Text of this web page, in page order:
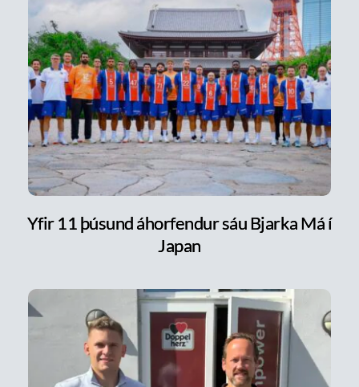
Yfir 11 þúsund áhorfendur sáu Bjarka Má í
Japan